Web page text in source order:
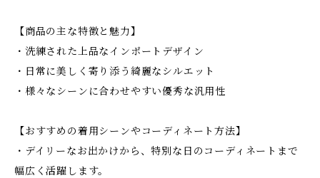
【商品の主な特徴と魅力】
・洗練された上品なインポートデザイン
・日常に美しく寄り添う綺麗なシルエット
・様々なシーンに合わせやすい優秀な汎用性
【おすすめの着用シーンやコーディネート方法】
・デイリーなお出かけから、特別な日のコーディネートまで
幅広く活躍します。